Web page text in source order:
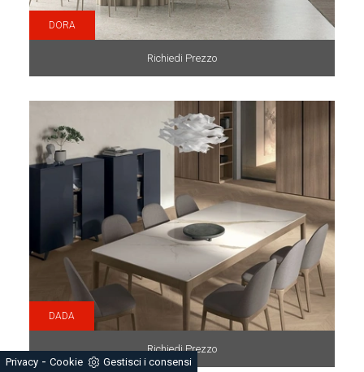
DORA
Richiedi Prezzo
DADA
Richiedi Prezzo
Privacy - Cookie Gestisci i consensi